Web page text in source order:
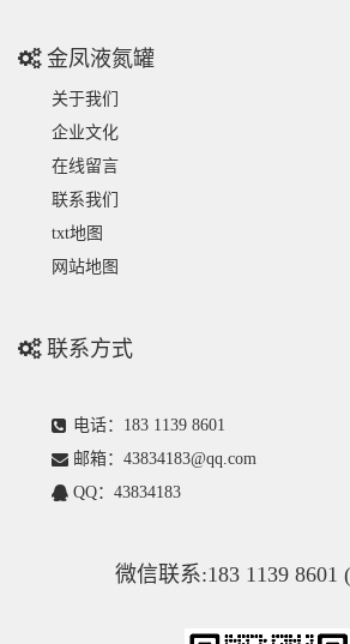
金凤液氮罐
关于我们
企业文化
在线留言
联系我们
txt地图
网站地图
联系方式
电话：183 1139 8601
邮箱：43834183@qq.com
QQ：43834183
微信联系:183 1139 8601